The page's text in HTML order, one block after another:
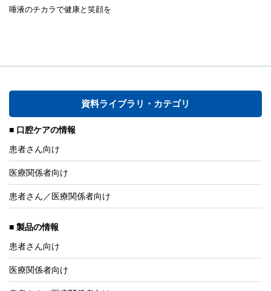
唾液のチカラで健康と笑顔を
資料ライブラリ・カテゴリ
口腔ケアの情報
患者さん向け
医療関係者向け
患者さん／医療関係者向け
製品の情報
患者さん向け
医療関係者向け